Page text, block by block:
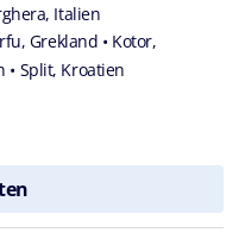
Italien
Grekland • Kotor,
• Split, Kroatien